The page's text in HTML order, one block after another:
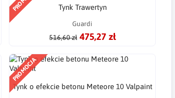
Tynk Trawertyn
Guardi
516,60 zł 475,27 zł
PROMOCJA
Tynk o efekcie betonu Meteore 10 Valpaint